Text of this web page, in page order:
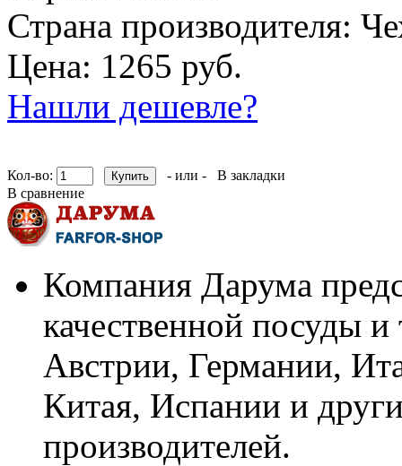
Страна производителя:
Цена: 1265 руб.
Нашли дешевле?
Кол-во: - или -
В закладки
В сравнение
Компания Дарума
качественной посуды
Австрии, Германии,
Китая, Испании и
производителей.